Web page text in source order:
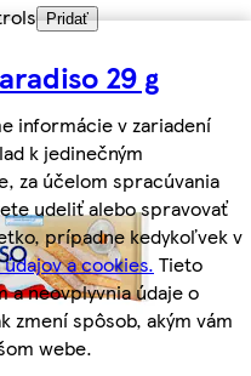
informácie v zariadení
k jedinečným
za účelom spracúvania
udeliť alebo spravovať
prípadne kedykoľvek v
a cookies. Tieto
neovplyvnia údaje o
zmení spôsob, akým vám
webe.
Pridať
29 g